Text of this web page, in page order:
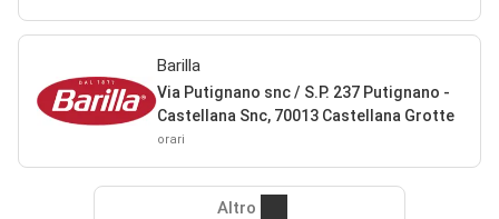
Barilla
Via Putignano snc / S.P. 237 Putignano -
Castellana Snc, 70013 Castellana Grotte
orari
Altro